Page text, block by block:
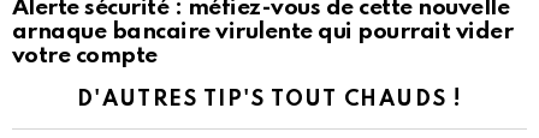
Alerte sécurité : méfiez-vous de cette nouvelle
arnaque bancaire virulente qui pourrait vider
votre compte
D'AUTRES TIP'S TOUT CHAUDS !